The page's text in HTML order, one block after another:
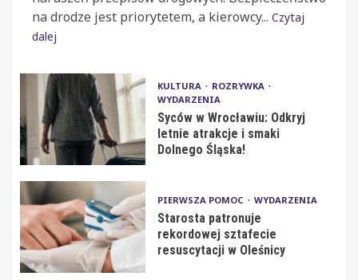
na drodze jest priorytetem, a kierowcy... Czytaj
dalej
KULTURA
ROZRYWKA
WYDARZENIA
Syców w Wrocławiu: Odkryj
letnie atrakcje i smaki
Dolnego Śląska!
PIERWSZA POMOC WYDARZENIA
Starosta patronuje
rekordowej sztafecie
resuscytacji w Oleśnicy